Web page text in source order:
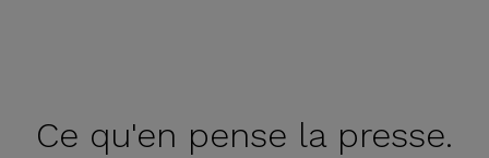
Ce qu'en pense la presse.